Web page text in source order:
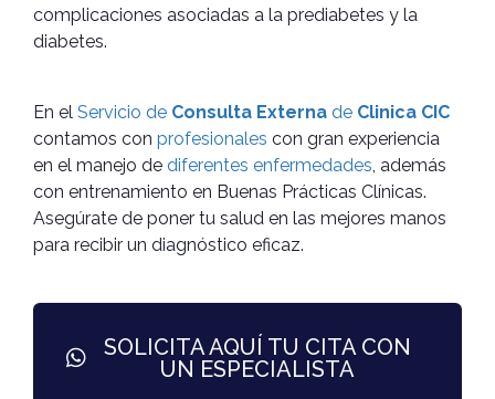
complicaciones asociadas a la prediabetes y la
diabetes.
En el Servicio de Consulta Externa de Clinica CIC
contamos con profesionales con gran experiencia
en el manejo de diferentes enfermedades, además
con entrenamiento en Buenas Prácticas Clínicas.
Asegúrate de poner tu salud en las mejores manos
para recibir un diagnóstico eficaz.
SOLICITA AQUÍ TU CITA CON
UN ESPECIALISTA